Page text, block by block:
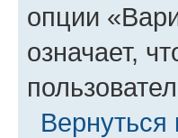
опции
означает,
Вернуться